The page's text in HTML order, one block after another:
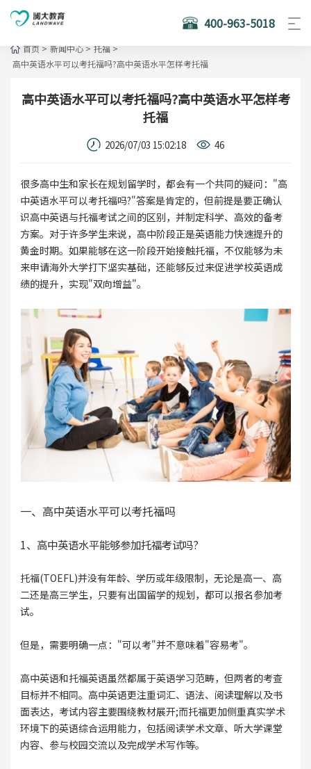
400-963-5018
首页 > 新闻中心 > 托福 >
高中英语水平可以考托福吗?高中英语水平怎样考托福
高中英语水平可以考托福吗?高中英语水平怎样考
托福
2026/07/03 15:02:18 46
很多高中生和家长在规划留学时，都会有一个共同的疑问："高
中英语水平可以考托福吗?"答案是肯定的，但前提是要正确认
识高中英语与托福考试之间的区别，并制定科学、高效的备考
方案。对于许多学生来说，高中阶段正是英语能力快速提升的
黄金时期。如果能够在这一阶段开始接触托福，不仅能够为未
来申请海外大学打下坚实基础，还能够反过来促进学校英语成
绩的提升，实现"双向增益"。
一、高中英语水平可以考托福吗
1、高中英语水平能够参加托福考试吗?
托福(TOEFL)并没有年龄、学历或年级限制，无论是高一、高
二还是高三学生，只要有出国留学的规划，都可以报名参加考
试。
但是，需要明确一点："可以考"并不意味着"容易考"。
高中英语和托福英语虽然都属于英语学习范畴，但两者的考查
目标并不相同。高中英语更注重词汇、语法、阅读理解以及书
面表达，考试内容主要围绕教材展开;而托福更加侧重真实学术
环境下的英语综合运用能力，包括阅读学术文章、听大学课堂
内容、参与校园交流以及完成学术写作等。